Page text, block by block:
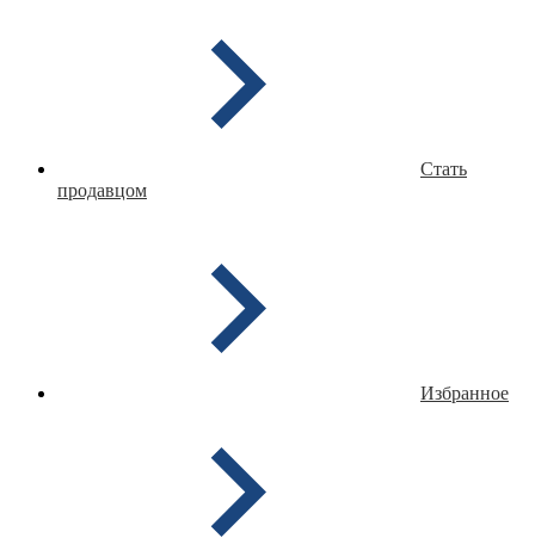
Стать
продавцом
Избранное